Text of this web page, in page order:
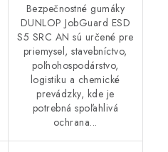
Bezpečnostné gumáky
DUNLOP JobGuard ESD
S5 SRC AN sú určené pre
priemysel, stavebníctvo,
poľnohospodárstvo,
logistiku a chemické
prevádzky, kde je
potrebná spoľahlivá
ochrana...